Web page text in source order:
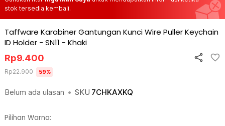
stok tersedia kembali.
Taffware Karabiner Gantungan Kunci Wire Puller Keychain
ID Holder - SN11 - Khaki
Belum ada ulasan • SKU 7CHKAXKQ
Rp9.400
Rp22.900 59%
Pilihan Warna: